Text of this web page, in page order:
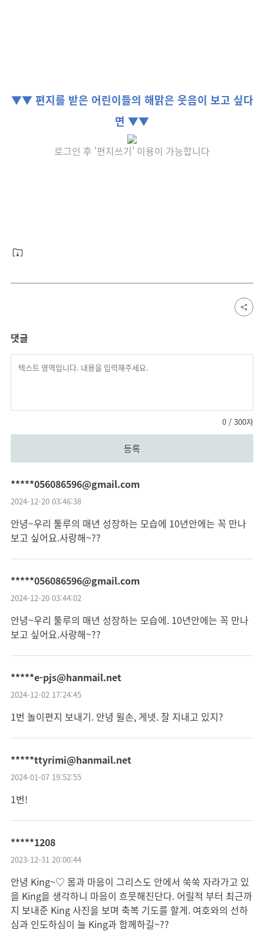
▼▼ 편지를 받은 어린이들의 해맑은 웃음이 보고 싶다
면 ▼▼
로그인 후 '편지쓰기' 이용이 가능합니다
댓글
0 / 300자
등록
*****056086596@gmail.com
2024-12-20 03:46:38
안녕~우리 툴루의 매년 성장하는 모습에 10년안에는 꼭 만나
보고 싶어요.사랑해~??
*****056086596@gmail.com
2024-12-20 03:44:02
안녕~우리 툴루의 매년 성장하는 모습에. 10년안에는 꼭 만나
보고 싶어요.사랑해~??
*****e-pjs@hanmail.net
2024-12-02 17:24:45
1번 놀이편지 보내기. 안녕 윌손, 게넷. 잘 지내고 있지?
*****ttyrimi@hanmail.net
2024-01-07 19:52:55
1번!
*****1208
2023-12-31 20:00:44
안녕 King~♡ 몸과 마음이 그리스도 안에서 쑥쑥 자라가고 있
을 King을 생각하니 마음이 흐뭇해진단다. 어릴적 부터 최근까
지 보내준 King 사진을 보며 축복 기도를 할게. 여호와의 선하
심과 인도하심이 늘 King과 함께하길~??